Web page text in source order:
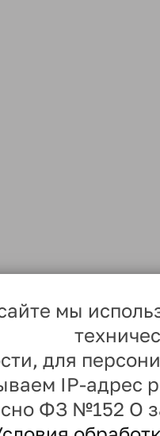
мы
для
IP-адрес
ФЗ №152 О